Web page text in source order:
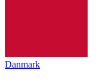
Danmark